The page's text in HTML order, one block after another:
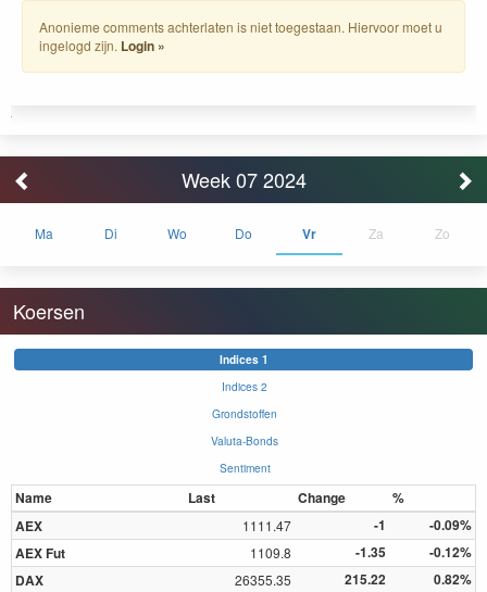
Anonieme comments achterlaten is niet toegestaan. Hiervoor moet u
ingelogd zijn. Login »
Week 07 2024
Ma Di Wo Do Vr Za Zo
Koersen
Indices 1
Indices 2
Grondstoffen
Valuta-Bonds
Sentiment
Name Last Change
%
AEX
1111.47 -1
-0.09%
AEX Fut
1109.8 -1.35
-0.12%
DAX
26355.35 215.22
0.82%